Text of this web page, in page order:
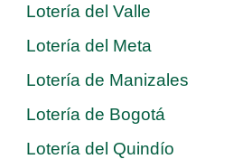
Lotería del Valle
Lotería del Meta
Lotería de Manizales
Lotería de Bogotá
Lotería del Quindío